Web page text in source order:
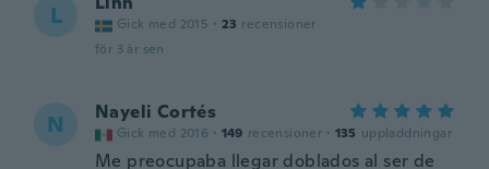
L Gick med 2015 · 23 recensioner
för 3 år sen
N Nayeli Cortés
Gick med 2016 · 149 recensioner · 135 uppladdningar
Me preocupaba llegar doblados al ser de